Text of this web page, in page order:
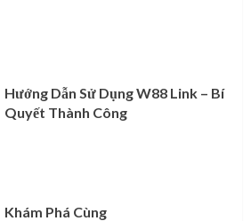
Hướng Dẫn Sử Dụng W88 Link – Bí
Quyết Thành Công
Khám Phá Cùng